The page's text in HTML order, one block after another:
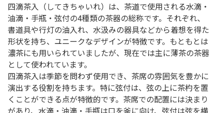
四滴茶入（してきちゃいれ）は、茶道で使用される水滴・
油滴・手瓶・弦付の4種類の茶器の総称です。それぞれ、
書道具や行灯の油入れ、水汲みの器具などから着想を得た
形状を持ち、ユニークなデザインが特徴です。もともとは
濃茶にも用いられていましたが、現在では主に薄茶の茶器
として使われています。
四滴茶入は季節を問わず使用でき、茶席の雰囲気を豊かに
演出する役割を持ちます。特に弦付は、弦の上に茶杓を置
くことができる点が特徴的です。茶席での配置には決まり